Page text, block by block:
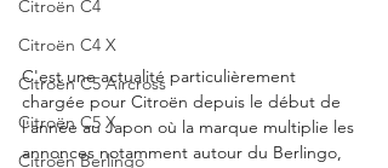
Citroën C4
Citroën C4 X
Citroën C5 Aircross
Citroën C5 X
Citroën Berlingo
C'est une actualité particulièrement
chargée pour Citroën depuis le début de
l'année au Japon où la marque multiplie les
annonces notamment autour du Berlingo,